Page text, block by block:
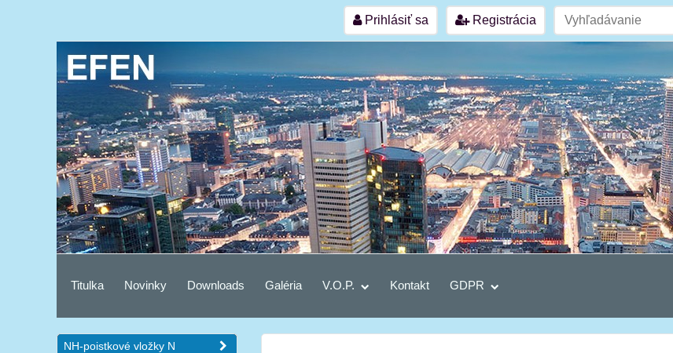
Prihlásiť sa Registrácia
Titulka Novinky Downloads Galéria V.O.P. Kontakt GDPR
NH-poistkové vložky N